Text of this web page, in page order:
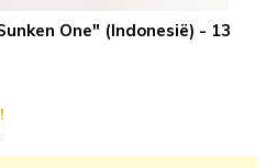
One" (Indonesië) - 13